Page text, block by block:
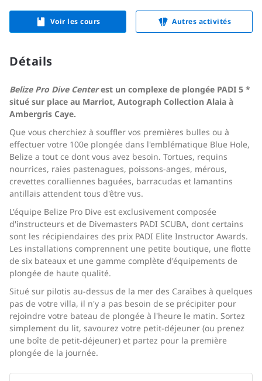
Voir les cours Autres activités
Détails
Belize Pro Dive Centerest un complexe de plongée PADI 5 *
situé sur place au Marriot, Autograph Collection Alaia à
Ambergris Caye.
Que vous cherchiez à souffler vos premières bulles ou à
effectuer votre 100e plongée dans l'emblématique Blue Hole,
Belize a tout ce dont vous avez besoin. Tortues, requins
nourrices, raies pastenagues, poissons-anges, mérous,
crevettes coralliennes baguées, barracudas et lamantins
antillais attendent tous d'être vus.
L'équipe Belize Pro Dive est exclusivement composée
d'instructeurs et de Divemasters PADI SCUBA, dont certains
sont les récipiendaires des prix PADI Elite Instructor Awards.
Les installations comprennent une petite boutique, une flotte
de six bateaux et une gamme complète d'équipements de
plongée de haute qualité.
Situé sur pilotis au-dessus de la mer des Caraïbes à quelques
pas de votre villa, il n'y a pas besoin de se précipiter pour
rejoindre votre bateau de plongée à l'heure le matin. Sortez
simplement du lit, savourez votre petit-déjeuner (ou prenez
une boîte de petit-déjeuner) et partez pour la première
plongée de la journée.